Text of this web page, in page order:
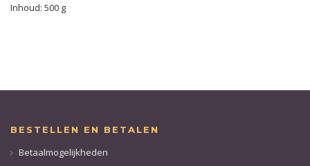
Inhoud: 500 g
BESTELLEN EN BETALEN
Betaalmogelijkheden